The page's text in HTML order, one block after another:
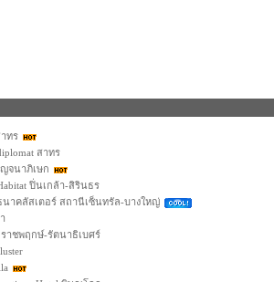
ทร
สาทร
ญจนาภิเษก
ปิ่นเกล้า-สิรินธร
าคลัสเตอร์ สถานีเซ็นทรัล-บางใหญ่
าชพฤกษ์-รัตนาธิเบศร์